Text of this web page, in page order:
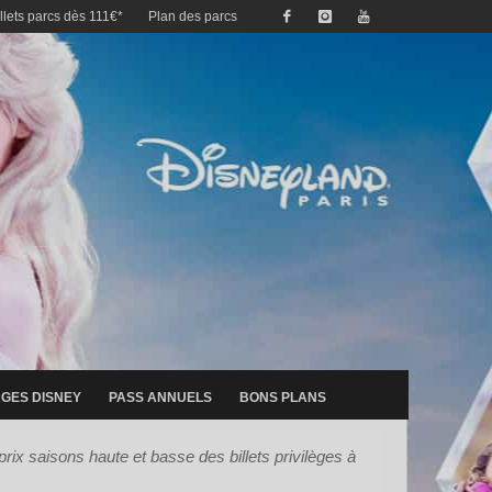
parcs dès 111€* Plan des parcs
DISNEY PASS ANNUELS BONS PLANS
saisons haute et basse des billets privilèges à